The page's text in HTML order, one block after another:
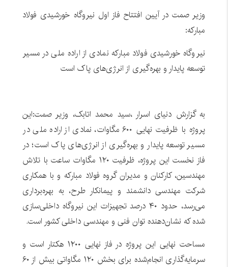
وزیر صمت در آیین افتتاح فاز اول نیروگاه خورشیدی فولاد
مبارکه:
نیروگاه خورشیدی فولاد مبارکه نمادی از اراده ملی در مسیر
توسعه پایدار و بهره‌گیری از انرژی‌های پاک است
به گزارش دنیای اسرار ،سید محمد اتابک، وزیر صمت:این
پروژه با ظرفیت نهایی ۶۰۰ مگاوات، نمادی از اراده ملی در
مسیر توسعه پایدار و بهره‌گیری از انرژی‌های پاک است؛ در
فاز نخست این پروژه، ظرفیت ۱۲۰ مگاوات ساعت با تلاش
مهندسین، کارکنان و مدیران گروه فولاد مبارکه و با همکاری
شرکت مهندسی دانشمند و پیمانکار طرح، به بهره‌برداری
می‌رسد، حدود ۴۰ درصد تجهیزات این نیروگاه داخلی‌سازی
شده که نشان‌دهنده توان فنی و مهندسی داخلی کشور است.
مساحت نهایی این پروژه در فاز نهایی ۱۲۰۰ هکتار است و
سرمایه‌گذاری انجام‌شده برای بخش ۱۲۰ مگاواتی بیش از ۶۰